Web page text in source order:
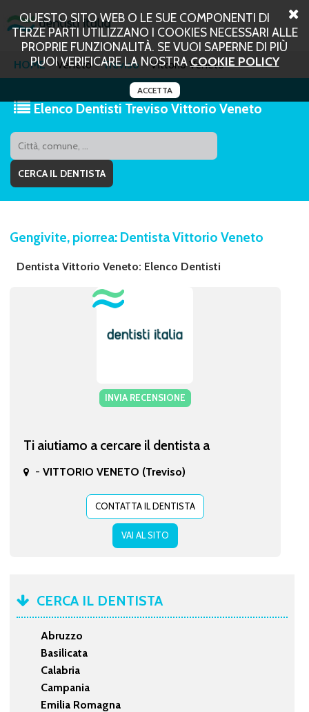
QUESTO SITO WEB O LE SUE COMPONENTI DI
TERZE PARTI UTILIZZANO I COOKIES NECESSARI ALLE
PROPRIE FUNZIONALITÀ. SE VUOI SAPERNE DI PIÙ
PUOI VERIFICARE LA NOSTRACOOKIE POLICY
ACCETTA
HOME Veneto Treviso Vittorio Veneto
Elenco Dentisti Treviso Vittorio Veneto
Gengivite, piorrea: Dentista Vittorio Veneto
Dentista Vittorio Veneto: Elenco Dentisti
INVIA RECENSIONE
Ti aiutiamo a cercare il dentista a
- VITTORIO VENETO (Treviso)
CONTATTA IL DENTISTA
VAI AL SITO
CERCA IL DENTISTA
Abruzzo
Basilicata
Calabria
Campania
Emilia Romagna